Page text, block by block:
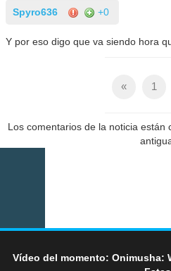
Spyro636 +0
Y por eso digo que va siendo hora
« 1
Los comentarios de la noticia
Vídeo del momento: Onimusha: